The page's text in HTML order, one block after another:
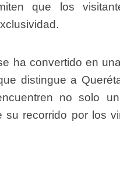
que los
ha convertido en
distingue a
no solo
su recorrido por los